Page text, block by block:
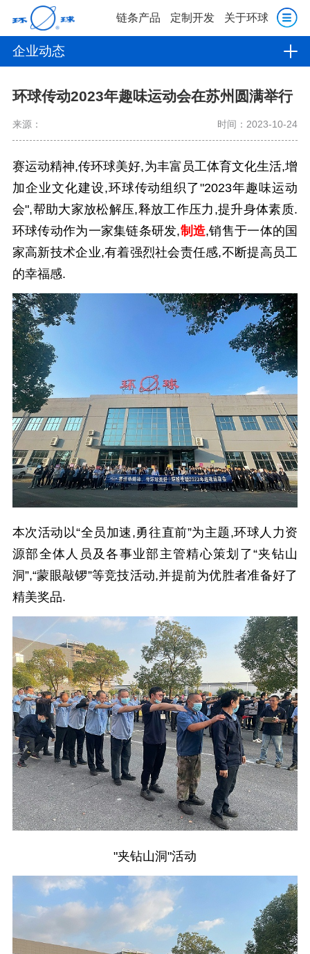
链条产品 定制开发 关于环球
企业动态
环球传动2023年趣味运动会在苏州圆满举行
来源： 时间：2023-10-24
赛运动精神,传环球美好,为丰富员工体育文化生活,增
加企业文化建设,环球传动组织了"2023年趣味运动
会",帮助大家放松解压,释放工作压力,提升身体素质.
环球传动作为一家集链条研发,制造,销售于一体的国
家高新技术企业,有着强烈社会责任感,不断提高员工
的幸福感.
本次活动以“全员加速,勇往直前”为主题,环球人力资
源部全体人员及各事业部主管精心策划了“夹钻山
洞”,“蒙眼敲锣”等竞技活动,并提前为优胜者准备好了
精美奖品.
"夹钻山洞"活动